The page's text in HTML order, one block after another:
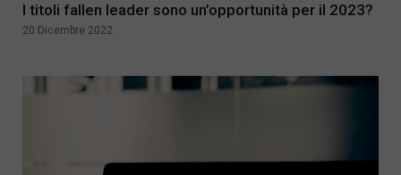
I titoli fallen leader sono un’opportunità per il 2023?
20 Dicembre 2022